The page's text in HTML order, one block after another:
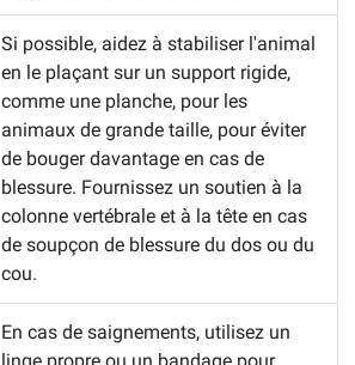
Si possible, aidez à stabiliser l'animal
en le plaçant sur un support rigide,
comme une planche, pour les
animaux de grande taille, pour éviter
de bouger davantage en cas de
blessure. Fournissez un soutien à la
colonne vertébrale et à la tête en cas
de soupçon de blessure du dos ou du
cou.
En cas de saignements, utilisez un